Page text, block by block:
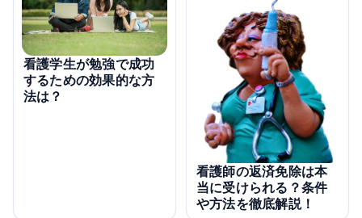
看護学生が勉強で成功
するための効果的な方
法は？
看護師の返済免除は本
当に受けられる？条件
や方法を徹底解説！